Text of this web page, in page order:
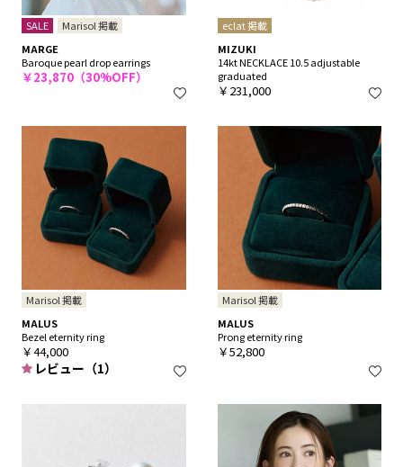
SALE
Marisol 掲載
MARGE
Baroque pearl drop earrings
￥23,870（30%OFF）
eclat 掲載
MIZUKI
14kt NECKLACE 10.5 adjustable
graduated
￥231,000
Marisol 掲載
MALUS
Bezel eternity ring
￥44,000
レビュー（1）
Marisol 掲載
MALUS
Prong eternity ring
￥52,800